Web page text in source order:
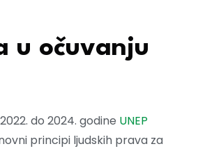
u očuvanju
do 2024. godine UNEP
principi ljudskih prava za